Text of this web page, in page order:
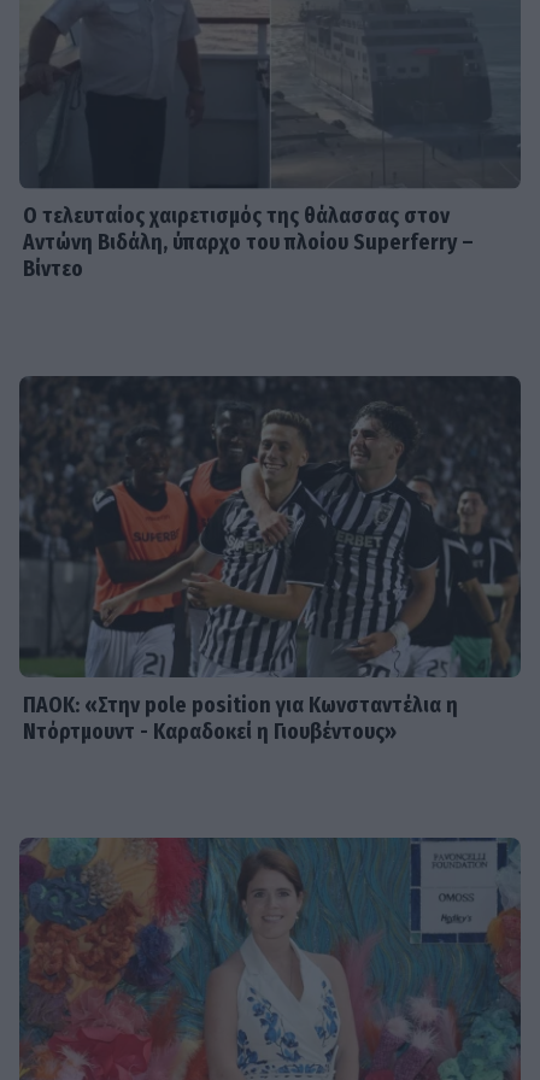
που να μην τον σκεφτώ»
«Ανησυχώ μήπως ξεχνάει πόσο...»
VIP LIFE
Μαρί Σαντάλ - Μαρία Ολυμπία Ντε
Γκρες: Βραδινή έξοδος στις Σπέτσες
Ο τελευταίος χαιρετισμός της θάλασσας στον
Αντώνη Βιδάλη, ύπαρχο του πλοίου Superferry –
Βίντεο
ΠΑΟΚ: «Στην pole position για Κωνσταντέλια η
Ντόρτμουντ - Καραδοκεί η Γιουβέντους»